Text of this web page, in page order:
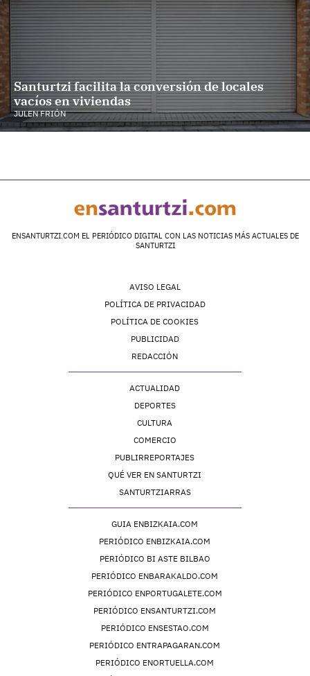
Santurtzi facilita la conversión de locales
vacíos en viviendas
JULEN FRIÓN
ENSANTURTZI.COM EL PERIÓDICO DIGITAL CON LAS NOTICIAS MÁS ACTUALES DE
SANTURTZI
AVISO LEGAL
POLÍTICA DE PRIVACIDAD
POLÍTICA DE COOKIES
PUBLICIDAD
REDACCIÓN
ACTUALIDAD
DEPORTES
CULTURA
COMERCIO
PUBLIRREPORTAJES
QUÉ VER EN SANTURTZI
SANTURTZIARRAS
GUIA ENBIZKAIA.COM
PERIÓDICO ENBIZKAIA.COM
PERIÓDICO BI ASTE BILBAO
PERIÓDICO ENBARAKALDO.COM
PERIÓDICO ENPORTUGALETE.COM
PERIÓDICO ENSANTURTZI.COM
PERIÓDICO ENSESTAO.COM
PERIÓDICO ENTRAPAGARAN.COM
PERIÓDICO ENORTUELLA.COM